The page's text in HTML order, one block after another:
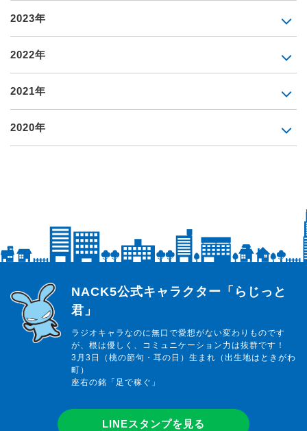
2023年
2022年
2021年
2020年
らじっと君
NACK5公式キャラクター「らじっと
君」
ラジオキャラなのに無口で愛想がない変わりものです
が、根は優しく、コミュニケーション力は抜群です！
3月3日（桃の節句・耳の日）生まれ（出生地はときがわ
町）
座右の銘「足で稼ぐ」
LINEスタンプを見る